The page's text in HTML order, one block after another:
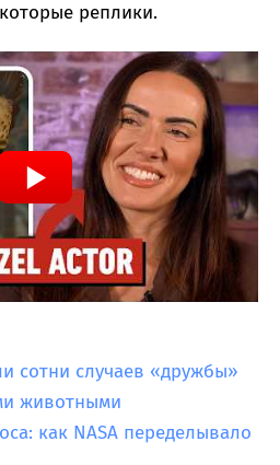
реплики.
сотни случаев «дружбы»
животными
как NASA переделывало